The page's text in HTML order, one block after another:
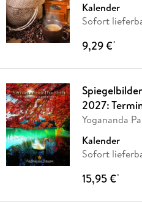
Kalender
Sofort
9,29 €*
2027:
Yogananda
Kalender
Sofort
15,95 €*